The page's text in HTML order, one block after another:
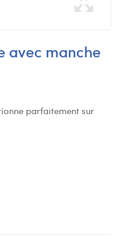
avec manche
parfaitement sur